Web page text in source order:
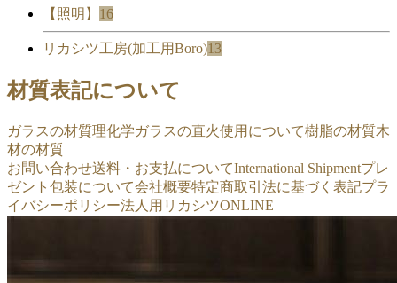
【照明】 16
リカシツ工房(加工用Boro)13
材質表記について
ガラスの材質理化学ガラスの直火使用について樹脂の材質木
材の材質
お問い合わせ送料・お支払についてInternational Shipmentプレ
ゼント包装について会社概要特定商取引法に基づく表記プラ
イバシーポリシー法人用リカシツONLINE